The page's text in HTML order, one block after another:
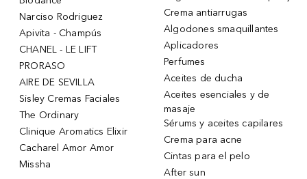
Narciso Rodriguez
Apivita - Champús
CHANEL - LE LIFT
PRORASO
AIRE DE SEVILLA
Sisley Cremas Faciales
The Ordinary
Clinique Aromatics Elixir
Cacharel Amor Amor
Missha
Crema antiarrugas
Algodones smaquillantes
Aplicadores
Perfumes
Aceites de ducha
Aceites esenciales y de
masaje
Sérums y aceites capilares
Crema para acne
Cintas para el pelo
After sun